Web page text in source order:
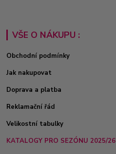
VŠE O NÁKUPU :
Obchodní podmínky
Jak nakupovat
Doprava a platba
Reklamační řád
Velikostní tabulky
KATALOGY PRO SEZÓNU 2025/26